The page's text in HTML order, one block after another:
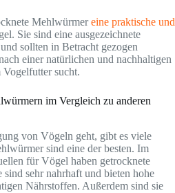
Mehlwürmereine praktische und
Sie sind eine ausgezeichnete
sollten in Betracht gezogen
einer natürlichen und nachhaltigen
sucht.
im Vergleich zu anderen
von Vögeln geht, gibt es viele
sind eine der besten. Im
für Vögel haben getrocknete
sehr nahrhaft und bieten hohe
Nährstoffen. Außerdem sind sie